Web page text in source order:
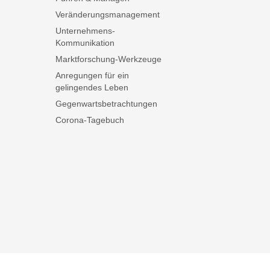
Veränderungsmanagement
Unternehmens-
Kommunikation
Marktforschung-Werkzeuge
Anregungen für ein
gelingendes Leben
Gegenwartsbetrachtungen
Corona-Tagebuch